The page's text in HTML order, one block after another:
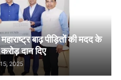
बाढ़ पीड़ितों की मदद के
दान दिए
2025